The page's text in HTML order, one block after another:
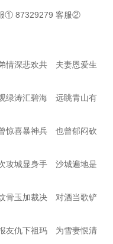
① 87329279 客服②
情深悲欢共 夫妻恩爱生
绿涛汇碧海 远眺青山有
惊喜暴神兵 也曾郁闷砍
攻城显身手 沙城遍地是
骨玉加裁决 对酒当歌铲
友仇下祖玛 为雪妻恨清